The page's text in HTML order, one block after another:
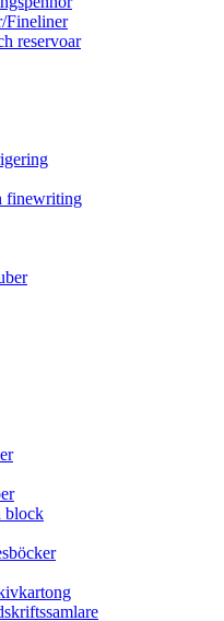
Fineliner
reservoar
finewriting
block